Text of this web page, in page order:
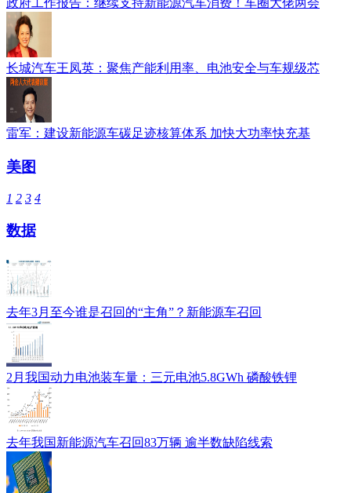
长城汽车王凤英：聚焦产能利用率、电池安全与车规级芯
雷军：建设新能源车碳足迹核算体系 加快大功率快充基
美图
1 2 3 4
数据
去年3月至今谁是召回的“主角”？新能源车召回
2月我国动力电池装车量：三元电池5.8GWh 磷酸铁锂
去年我国新能源汽车召回83万辆 逾半数缺陷线索